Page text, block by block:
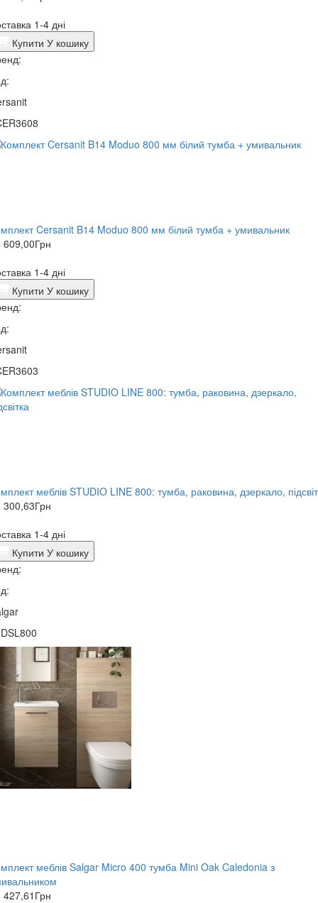
1-4 дні
Купити У кошику
Cersanit B14 Moduo 800 мм білий тумба + умивальник
609,00Грн
1-4 дні
Купити У кошику
меблів STUDIO LINE 800: тумба, раковина, дзеркало,
300,63Грн
1-4 дні
Купити У кошику
меблів Salgar Micro 400 тумба Mini Oak Caledonia з
427,61 Грн